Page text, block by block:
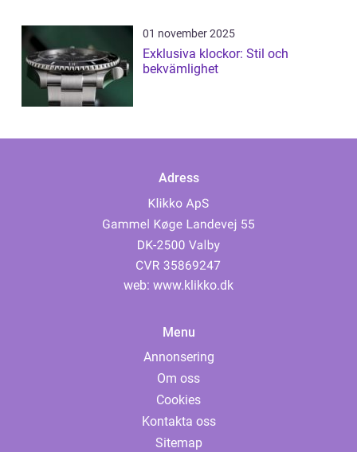
01 november 2025
Exklusiva klockor: Stil och
bekvämlighet
Adress
web: www.klikko.dk
Menu
Annonsering
Om oss
Cookies
Kontakta oss
Sitemap